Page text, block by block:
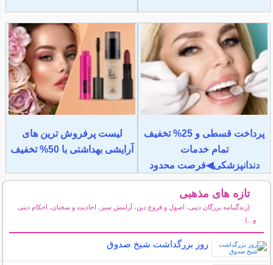
پرداخت قسطی و 25% تخفیف
تمام خدمات
دندانپزشکی◀فرصت محدود
لیست پرفروش ترین های
آرایشی بهداشتی با 50% تخفیف
تازه های مذهبی
(زندگینامه بزرگان دینی، اصول و فروع دین، آرامش سبز، احادیث و سخنان، احکام دینی
و...)
روز بزرگداشت شيخ صدوق